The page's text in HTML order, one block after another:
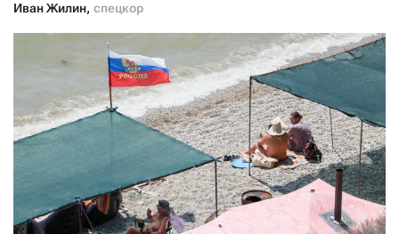
Иван Жилин, спецкор
Нажимая кнопку «Стать соучастником»,
я принимаю условия и подтверждаю свое гражданство РФ
СТАТЬ СОУЧАСТНИКОМ
ПОДЕЛИТЬСЯ С ДРУЗЬЯМИ
Если у вас есть вопросы, пишите donate@novayagazeta.ru или
звоните:
+7 (929) 612-03-68